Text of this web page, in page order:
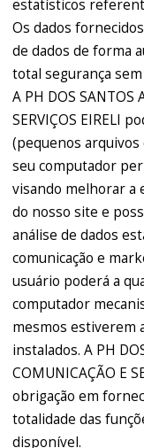
estatísticos
Os dados
de dados de forma
total segurança
A PH DOS SANTOS
SERVIÇOS EIRELI
(pequenos
seu computador
visando melhorar a
do nosso site e
análise de dados
comunicação e
usuário poderá a
computador
mesmos estiverem
instalados. A PH
COMUNICAÇÃO E
obrigação em
totalidade das
disponível.